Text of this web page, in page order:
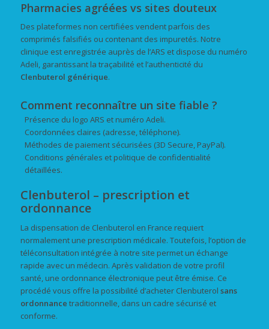
Pharmacies agréées vs sites douteux
Des plateformes non certifiées vendent parfois des
comprimés falsifiés ou contenant des impuretés. Notre
clinique est enregistrée auprès de l’ARS et dispose du numéro
Adeli, garantissant la traçabilité et l’authenticité du
Clenbuterol générique.
Comment reconnaître un site fiable ?
Présence du logo ARS et numéro Adeli.
Coordonnées claires (adresse, téléphone).
Méthodes de paiement sécurisées (3D Secure, PayPal).
Conditions générales et politique de confidentialité
détaillées.
Clenbuterol – prescription et
ordonnance
La dispensation de Clenbuterol en France requiert
normalement une prescription médicale. Toutefois, l’option de
téléconsultation intégrée à notre site permet un échange
rapide avec un médecin. Après validation de votre profil
santé, une ordonnance électronique peut être émise. Ce
procédé vous offre la possibilité d’acheter Clenbuterol sans
ordonnance traditionnelle, dans un cadre sécurisé et
conforme.